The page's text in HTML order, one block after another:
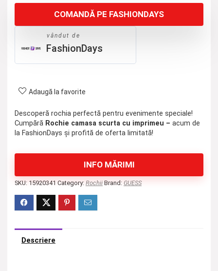
a
fost:
769 lei.
este:
699 lei.
COMANDĂ PE FASHIONDAYS
vândut de
FashionDays
Adaugă la favorite
Descoperă rochia perfectă pentru evenimente speciale!
Cumpără Rochie camasa scurta cu imprimeu – acum de
la FashionDays și profită de oferta limitată!
INFO MĂRIMI
SKU: 15920341 Category: Rochii Brand: GUESS
Descriere